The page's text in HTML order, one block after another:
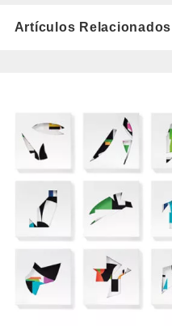
Artículos Relacionados